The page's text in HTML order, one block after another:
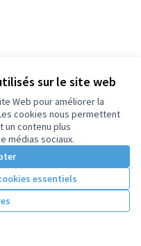
sur le site web
Web pour améliorer la
cookies nous permettent
un contenu plus
médias sociaux.
essentiels